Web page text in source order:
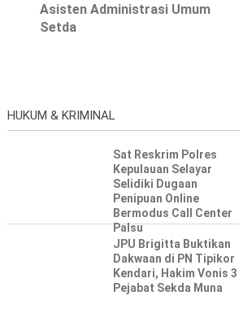
Asisten Administrasi Umum
Setda
HUKUM & KRIMINAL
Sat Reskrim Polres
Kepulauan Selayar
Selidiki Dugaan
Penipuan Online
Bermodus Call Center
Palsu
JPU Brigitta Buktikan
Dakwaan di PN Tipikor
Kendari, Hakim Vonis 3
Pejabat Sekda Muna